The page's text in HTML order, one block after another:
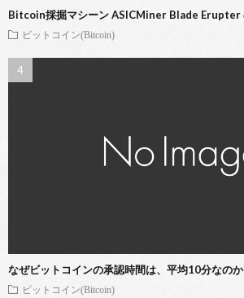
Bitcoin採掘マシーン ASICMiner Blade Erupter
ビットコイン(Bitcoin)
なぜビットコインの承認時間は、平均10分なの
ビットコイン(Bitcoin)